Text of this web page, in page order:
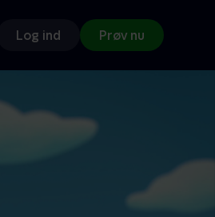
Log ind Prøv nu